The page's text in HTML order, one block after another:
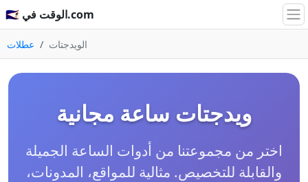
🇸🇦 الوقت في.com
عطلات الويدجتات
ويدجتات ساعة مجانية
اختر من مجموعتنا من أدوات الساعة الجميلة
والقابلة للتخصيص. مثالية للمواقع، المدونات،